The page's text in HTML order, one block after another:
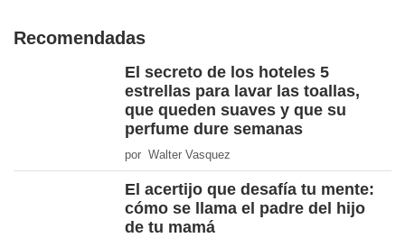
Recomendadas
El secreto de los hoteles 5
estrellas para lavar las toallas,
que queden suaves y que su
perfume dure semanas
por Walter Vasquez
El acertijo que desafía tu mente:
cómo se llama el padre del hijo
de tu mamá